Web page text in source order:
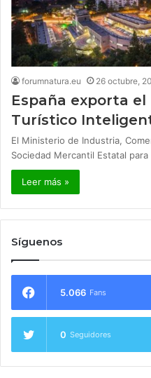
forumnatura.eu 26 octubre,
España exporta
Turístico
El Ministerio de Industria,
Sociedad Mercantil Estatal
Leer más »
Síguenos
5.066 Fans
0 Seguidores